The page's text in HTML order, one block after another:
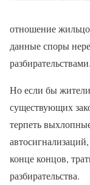
отношение
данные споры
разбирательствами.
Но если бы
существующих
терпеть
конце концов,
разбирательства.